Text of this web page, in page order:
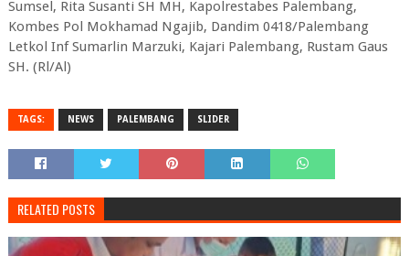
Sumsel, Rita Susanti SH MH, Kapolrestabes Palembang,
Kombes Pol Mokhamad Ngajib, Dandim 0418/Palembang
Letkol Inf Sumarlin Marzuki, Kajari Palembang, Rustam Gaus
SH. (Rl/Al)
TAGS: NEWS PALEMBANG SLIDER
RELATED POSTS